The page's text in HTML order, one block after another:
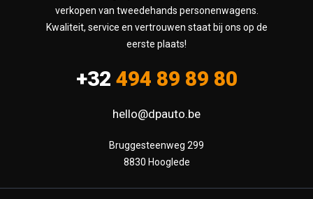
verkopen van tweedehands personenwagens.
Kwaliteit, service en vertrouwen staat bij ons op de
eerste plaats!
+32 494 89 89 80
hello@dpauto.be
Bruggesteenweg 299
8830 Hooglede